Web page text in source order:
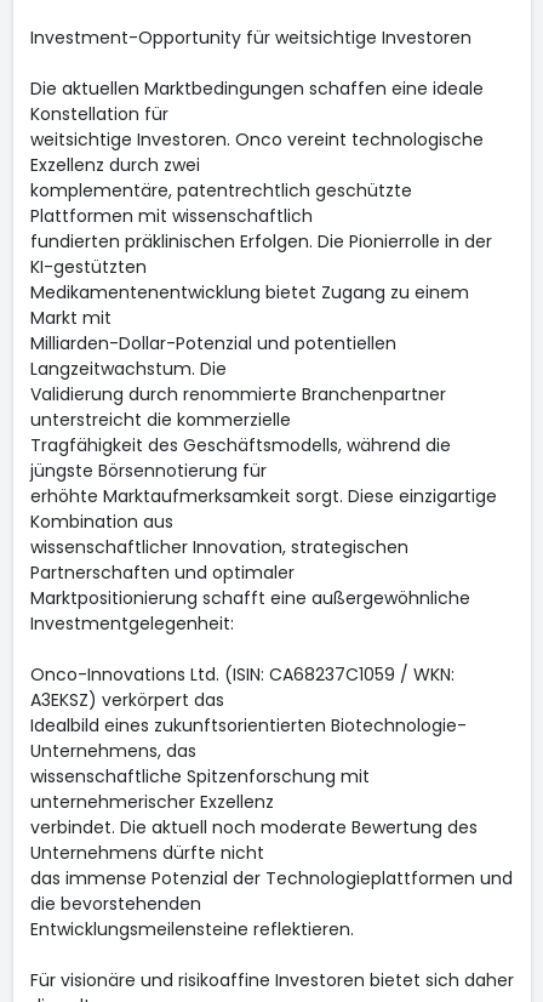
Investment-Opportunity für weitsichtige Investoren
Die aktuellen Marktbedingungen schaffen eine ideale
Konstellation für
weitsichtige Investoren. Onco vereint technologische
Exzellenz durch zwei
komplementäre, patentrechtlich geschützte
Plattformen mit wissenschaftlich
fundierten präklinischen Erfolgen. Die Pionierrolle in der
KI-gestützten
Medikamentenentwicklung bietet Zugang zu einem
Markt mit
Milliarden-Dollar-Potenzial und potentiellen
Langzeitwachstum. Die
Validierung durch renommierte Branchenpartner
unterstreicht die kommerzielle
Tragfähigkeit des Geschäftsmodells, während die
jüngste Börsennotierung für
erhöhte Marktaufmerksamkeit sorgt. Diese einzigartige
Kombination aus
wissenschaftlicher Innovation, strategischen
Partnerschaften und optimaler
Marktpositionierung schafft eine außergewöhnliche
Investmentgelegenheit:
Onco-Innovations Ltd. (ISIN: CA68237C1059 / WKN:
A3EKSZ) verkörpert das
Idealbild eines zukunftsorientierten Biotechnologie-
Unternehmens, das
wissenschaftliche Spitzenforschung mit
unternehmerischer Exzellenz
verbindet. Die aktuell noch moderate Bewertung des
Unternehmens dürfte nicht
das immense Potenzial der Technologieplattformen und
die bevorstehenden
Entwicklungsmeilensteine reflektieren.
Für visionäre und risikoaffine Investoren bietet sich daher